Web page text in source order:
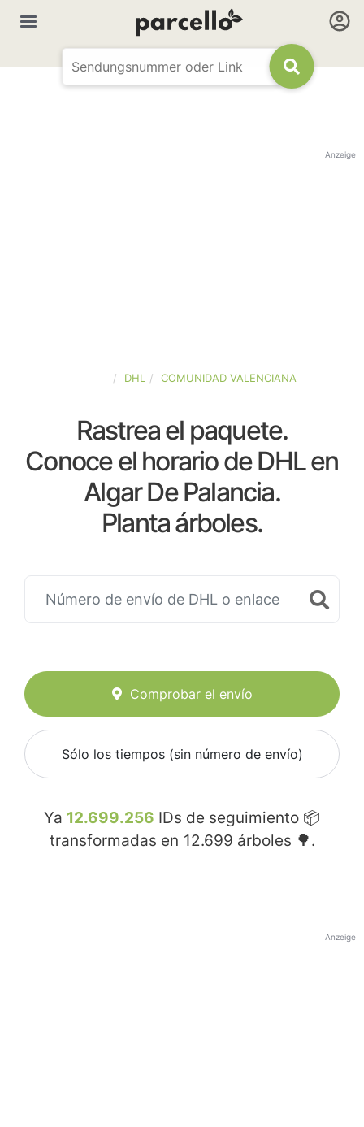
Anzeige
DHL COMUNIDAD VALENCIANA
Rastrea el paquete.
Conoce el horario de DHL en
Algar De Palancia.
Planta árboles.
Comprobar el envío
Sólo los tiempos (sin número de envío)
Ya 12.699.256 IDs de seguimiento 📦
transformadas en 12.699 árboles 🌳.
Anzeige